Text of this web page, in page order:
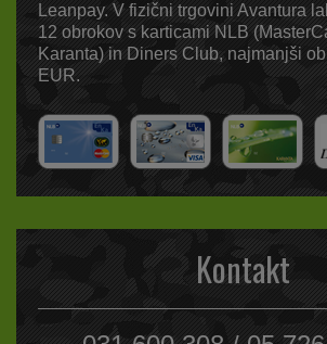
Leanpay. V fizični trgovini Avantura
12 obrokov s karticami NLB
Karanta) in Diners Club, najmanjši
EUR.
Kontakt